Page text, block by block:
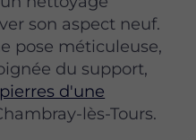
son aspect neuf.
pose méticuleuse,
du support,
d'une
lès-Tours.